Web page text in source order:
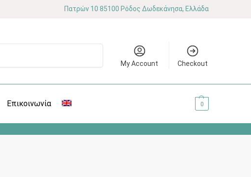
Πατρών 10 85100 Ρόδος Δωδεκάνησα, Ελλάδα
My Account Checkout
Επικοινωνία 0